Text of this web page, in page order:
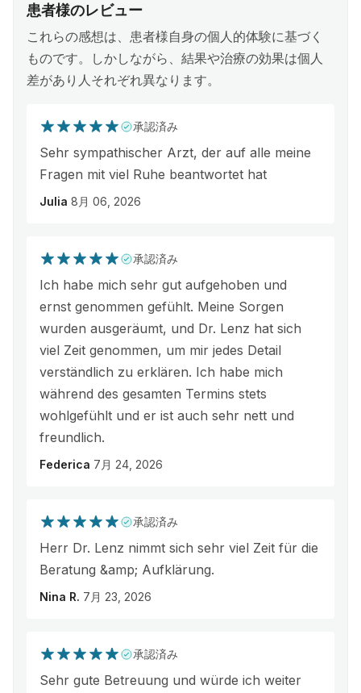
患者様のレビュー
これらの感想は、患者様自身の個人的体験に基づく
ものです。しかしながら、結果や治療の効果は個人
差があり人それぞれ異なります。
承認済み
Sehr sympathischer Arzt, der auf alle meine
Fragen mit viel Ruhe beantwortet hat
Julia 8月 06, 2026
承認済み
Ich habe mich sehr gut aufgehoben und
ernst genommen gefühlt. Meine Sorgen
wurden ausgeräumt, und Dr. Lenz hat sich
viel Zeit genommen, um mir jedes Detail
verständlich zu erklären. Ich habe mich
während des gesamten Termins stets
wohlgefühlt und er ist auch sehr nett und
freundlich.
Federica 7月 24, 2026
承認済み
Herr Dr. Lenz nimmt sich sehr viel Zeit für die
Beratung &amp; Aufklärung.
Nina R. 7月 23, 2026
承認済み
Sehr gute Betreuung und würde ich weiter